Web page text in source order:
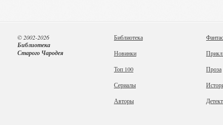
Библиотека
Новинки
Топ 100
Сериалы
Авторы
Проза
© 2002-2026
Библиотека
Старого Чародея